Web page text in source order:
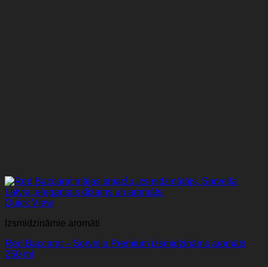
Quick View
Izsmidzināmie aromāti
Red Baccarat – Sorvella Premium izsmidzināms aromāts
250 ml